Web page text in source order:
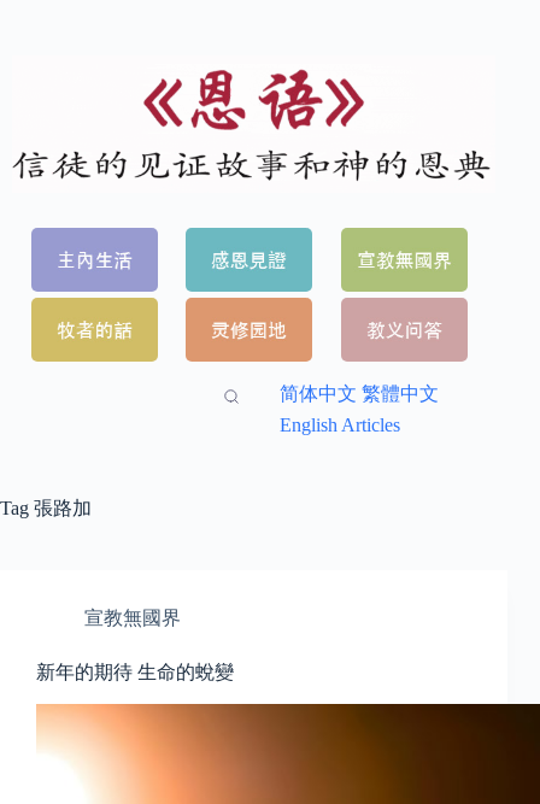
简体中文 繁體中文
English Articles
Tag 張路加
宣教無國界
新年的期待 生命的蛻變